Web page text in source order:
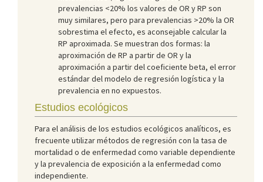
prevalencias <20% los valores de OR y RP son
muy similares, pero para prevalencias >20% la OR
sobrestima el efecto, es aconsejable calcular la
RP aproximada. Se muestran dos formas: la
aproximación de RP a partir de OR y la
aproximación a partir del coeficiente beta, el error
estándar del modelo de regresión logística y la
prevalencia en no expuestos.
Estudios ecológicos
Para el análisis de los estudios ecológicos analíticos, es
frecuente utilizar métodos de regresión con la tasa de
mortalidad o de enfermedad como variable dependiente
y la prevalencia de exposición a la enfermedad como
independiente.